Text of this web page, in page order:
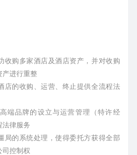
收购多家酒店及酒店资产，并对收购
产进行重整
店的收购、运营、终止提供全流程法
端品牌的设立与运营管理（特许经
法律服务
局的系统处理，使得委托方获得全部
司控制权